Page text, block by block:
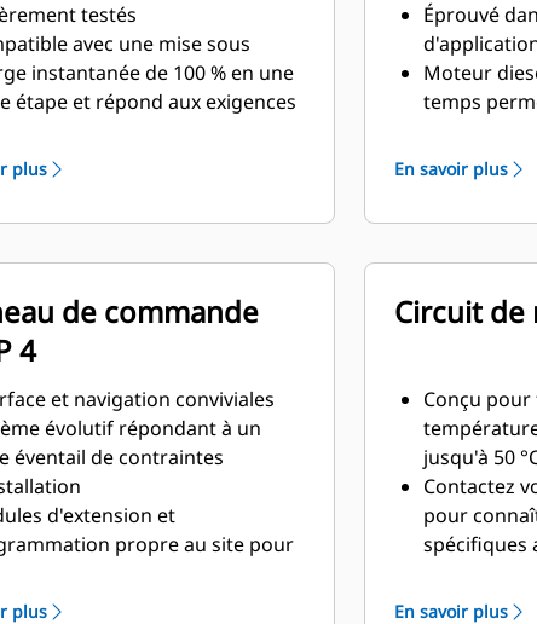
testés
avec une mise sous
instantanée de 100 % en une
étape et répond aux exigences
aux exigences de la
ISO 8528-5 relatives au
continu et à la réponse
plus
Éprouvé
Moteur
temps
économies
poids
En savoir plus
de commande
4
et navigation conviviales
évolutif répondant à un
éventail de contraintes
d'extension et
propre au site pour
plus
Circuit
Conçu
jusqu'à 50
Contactez
pour
spécifiques
En savoir plus